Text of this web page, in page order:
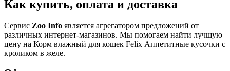
Как купить, оплата и доставка
Сервис Zoo Info является агрегатором предложений от
различных интернет-магазинов. Мы помогаем найти лучшую
цену на Корм влажный для кошек Felix Аппетитные кусочки с
кроликом в желе.